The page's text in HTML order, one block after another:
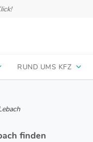
RUND UMS KFZ
finden